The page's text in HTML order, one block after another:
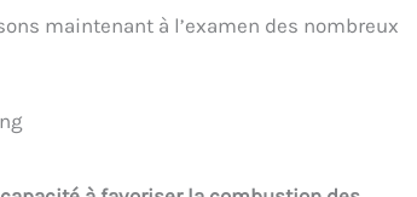
Scale) SIZE: 25 x 23 x 3 cm
maintenant à l’examen des nombreux